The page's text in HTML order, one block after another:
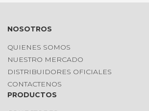
NOSOTROS
QUIENES SOMOS
NUESTRO MERCADO
DISTRIBUIDORES OFICIALES
CONTACTENOS
PRODUCTOS